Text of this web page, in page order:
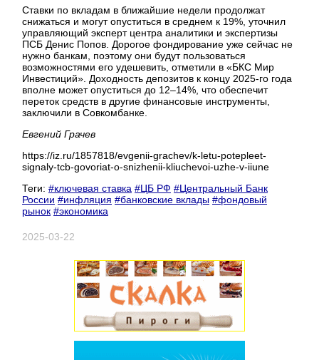
Ставки по вкладам в ближайшие недели продолжат
снижаться и могут опуститься в среднем к 19%, уточнил
управляющий эксперт центра аналитики и экспертизы
ПСБ Денис Попов. Дорогое фондирование уже сейчас не
нужно банкам, поэтому они будут пользоваться
возможностями его удешевить, отметили в «БКС Мир
Инвестиций». Доходность депозитов к концу 2025-го года
вполне может опуститься до 12–14%, что обеспечит
переток средств в другие финансовые инструменты,
заключили в Совкомбанке.
Евгений Грачев
https://iz.ru/1857818/evgenii-grachev/k-letu-potepleet-
signaly-tcb-govoriat-o-snizhenii-kliuchevoi-uzhe-v-iiune
Теги: #ключевая ставка #ЦБ РФ #Центральный Банк
России #инфляция #банковские вклады #фондовый
рынок #экономика
2025-03-22